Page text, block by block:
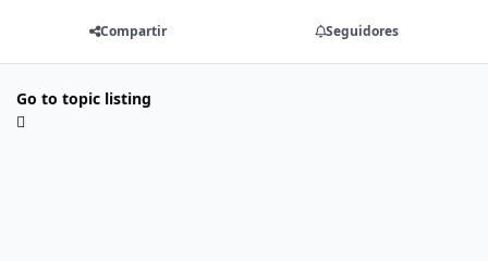
Compartir Seguidores
Go to topic listing